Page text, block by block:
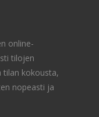
online-
tilojen
tilan kokousta,
nopeasti ja